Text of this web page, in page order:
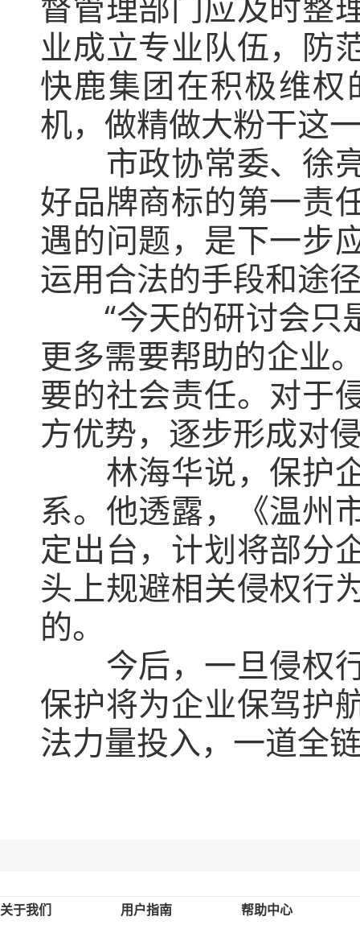
业成立专业队伍，防
快鹿集团在积极维
机，做精做大粉干这
市政协常委、徐亮
好品牌商标的第一责
遇的问题，是下一步
运用合法的手段和途
“今天的研讨会只
更多需要帮助的企业
要的社会责任。对于
方优势，逐步形成对
林海华说，保护企
系。他透露，《温州
定出台，计划将部分
头上规避相关侵权行
的。
今后，一旦侵权行
保护将为企业保驾护
法力量投入，一道全
关于我们
用户指南
帮助中心